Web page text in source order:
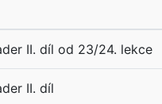
II. díl od 23/24. lekce
II. díl